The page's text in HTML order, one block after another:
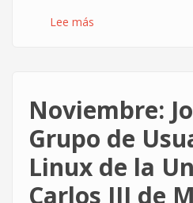
Lee más
Sinde
Noviembre:
Grupo de
Linux de la
Carlos III de